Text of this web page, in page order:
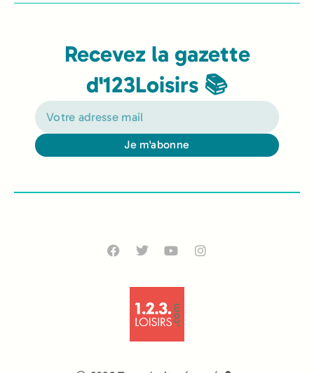
Recevez la gazette
d'123Loisirs 📚
Je m'abonne